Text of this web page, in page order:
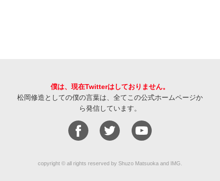
僕は、現在Twitterはしておりません。
松岡修造としての僕の言葉は、全てこの公式ホームページか
ら発信しています。
copyright © all rights reserved by Shuzo Matsuoka and IMG.